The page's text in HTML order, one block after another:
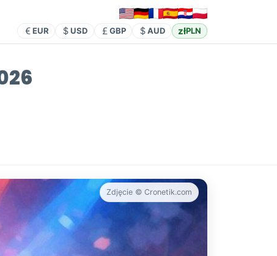
EUR USD GBP AUD złPLN
Zdjęcie © Cronetik.com